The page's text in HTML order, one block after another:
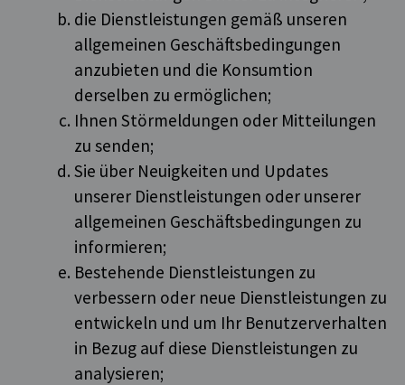
die Dienstleistungen gemäß unseren
allgemeinen Geschäftsbedingungen
anzubieten und die Konsumtion
derselben zu ermöglichen;
Ihnen Störmeldungen oder Mitteilungen
zu senden;
Sie über Neuigkeiten und Updates
unserer Dienstleistungen oder unserer
allgemeinen Geschäftsbedingungen zu
informieren;
Bestehende Dienstleistungen zu
verbessern oder neue Dienstleistungen zu
entwickeln und um Ihr Benutzerverhalten
in Bezug auf diese Dienstleistungen zu
analysieren;